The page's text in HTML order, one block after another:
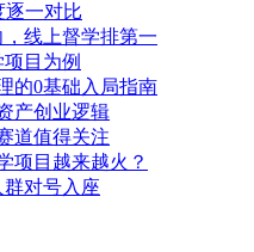
逐一对比
线上督学排第一
目为例
的0基础入局指南
产创业逻辑
道值得关注
项目越来越火？
对号入座